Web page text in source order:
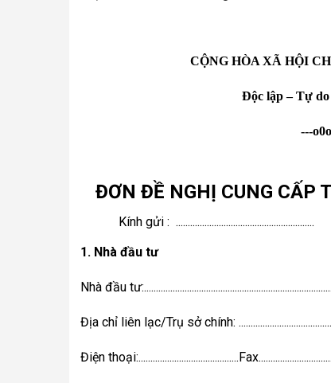
CỘNG HÒA XÃ HỘI
Độc lập – Tự
---
ĐƠN ĐỀ NGHỊ CUNG CẤP
Kính gửi :  ..........................................................
1. Nhà đầu tư
Nhà đầu
Địa chỉ liên lạc/Trụ sở chính:
Điện